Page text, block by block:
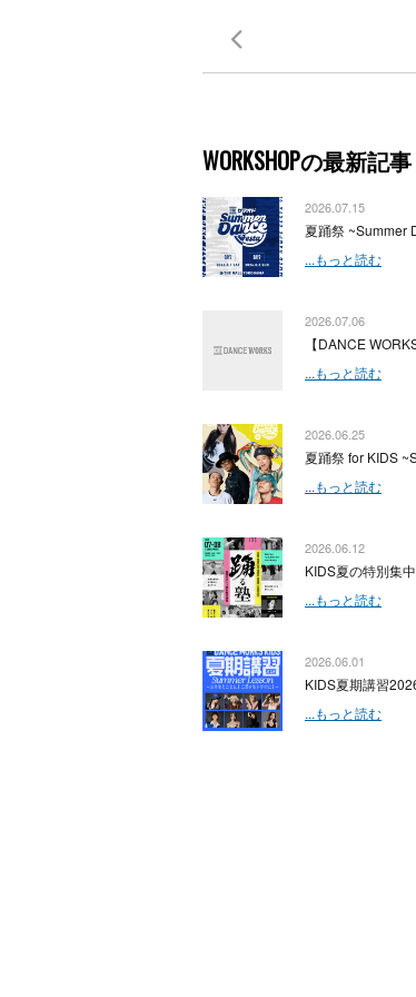
WORKSHOPの最新記事
2026.07.15
夏踊祭 ~Summer
...もっと読む
2026.07.06
【DANCE
...もっと読む
2026.06.25
夏踊祭 for KIDS
...もっと読む
2026.06.12
KIDS夏の特別集
...もっと読む
2026.06.01
KIDS夏期講習
...もっと読む